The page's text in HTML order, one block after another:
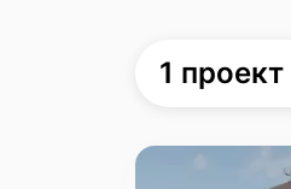
1 проект